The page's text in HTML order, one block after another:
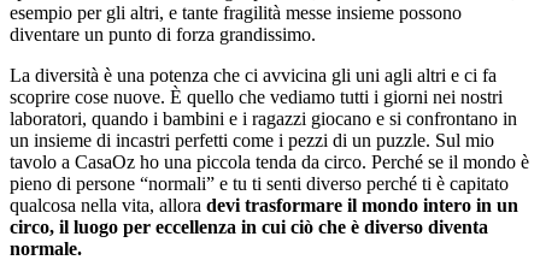
esempio per gli altri, e tante fragilità messe insieme possono
diventare un punto di forza grandissimo.
La diversità è una potenza che ci avvicina gli uni agli altri e ci fa
scoprire cose nuove. È quello che vediamo tutti i giorni nei nostri
laboratori, quando i bambini e i ragazzi giocano e si confrontano in
un insieme di incastri perfetti come i pezzi di un puzzle. Sul mio
tavolo a CasaOz ho una piccola tenda da circo. Perché se il mondo è
pieno di persone “normali” e tu ti senti diverso perché ti è capitato
qualcosa nella vita, allora devi trasformare il mondo intero in un
circo, il luogo per eccellenza in cui ciò che è diverso diventa
normale.